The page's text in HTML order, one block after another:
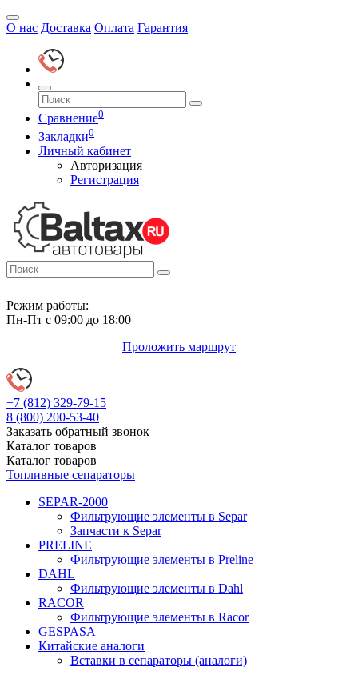
О нас Доставка Оплата Гарантия
Сравнение0
Закладки0
Личный кабинет
Авторизация
Регистрация
Режим работы:
Пн-Пт с 09:00 до 18:00
Проложить маршрут
+7 (812) 329-79-15
8 (800) 200-53-40
Заказать обратный звонок
Каталог товаров
Каталог товаров
Топливные сепараторы
SEPAR-2000
Фильтрующие элементы в Separ
Запчасти к Separ
PRELINE
Фильтрующие элементы в Preline
DAHL
Фильтрующие элементы в Dahl
RACOR
Фильтрующие элементы в Racor
GESPASA
Китайские аналоги
Вставки в сепараторы (аналоги)